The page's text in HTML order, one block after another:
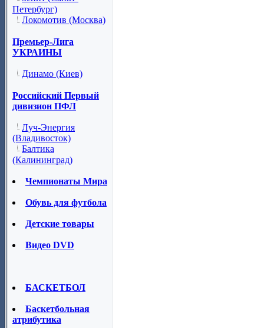
Петербург)
Локомотив (Москва)
Премьер-Лига
УКРАИНЫ
Динамо (Киев)
Российский Первый
дивизион ПФЛ
Луч-Энергия
(Владивосток)
Балтика
(Калининград)
Чемпионаты Мира
Обувь для футбола
Детские товары
Видео DVD
БАСКЕТБОЛ
Баскетбольная
атрибутика